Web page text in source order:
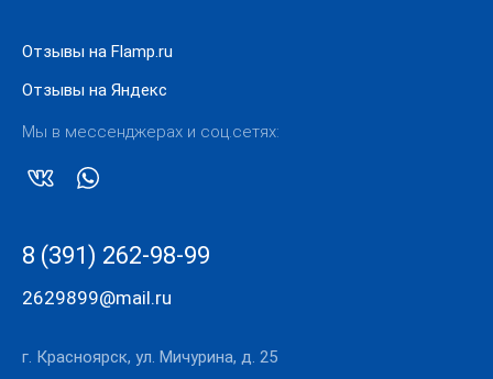
Отзывы на Flamp.ru
Отзывы на Яндекс
Мы в мессенджерах и соц.сетях:
8 (391) 262-98-99
2629899@mail.ru
г. Красноярск, ул. Мичурина, д. 25